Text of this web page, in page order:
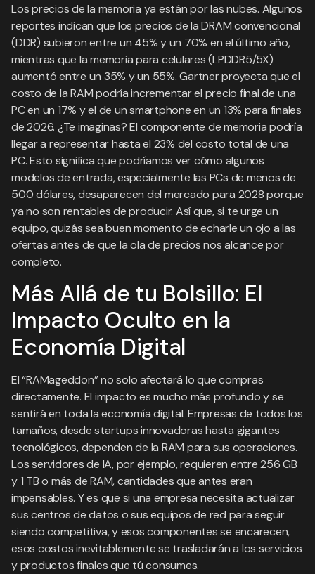
Los precios de la memoria ya están por las nubes. Algunos
reportes indican que los precios de la DRAM convencional
(DDR) subieron entre un 45% y un 70% en el último año,
mientras que la memoria para celulares (LPDDR5/5X)
aumentó entre un 35% y un 55%. Gartner proyecta que el
costo de la RAM podría incrementar el precio final de una
PC en un 17% y el de un smartphone en un 13% para finales
de 2026. ¿Te imaginas? El componente de memoria podría
llegar a representar hasta el 23% del costo total de una
PC. Esto significa que podríamos ver cómo algunos
modelos de entrada, especialmente las PCs de menos de
500 dólares, desaparecen del mercado para 2028 porque
ya no son rentables de producir. Así que, si te urge un
equipo, quizás sea buen momento de echarle un ojo a las
ofertas antes de que la ola de precios nos alcance por
completo.
Más Allá de tu Bolsillo: El
Impacto Oculto en la
Economía Digital
El “RAMageddon” no solo afectará lo que compras
directamente. El impacto es mucho más profundo y se
sentirá en toda la economía digital. Empresas de todos los
tamaños, desde startups innovadoras hasta gigantes
tecnológicos, dependen de la RAM para sus operaciones.
Los servidores de IA, por ejemplo, requieren entre 256 GB
y 1 TB o más de RAM, cantidades que antes eran
impensables. Y es que si una empresa necesita actualizar
sus centros de datos o sus equipos de red para seguir
siendo competitiva, y esos componentes se encarecen,
esos costos inevitablemente se trasladarán a los servicios
y productos finales que tú consumes.